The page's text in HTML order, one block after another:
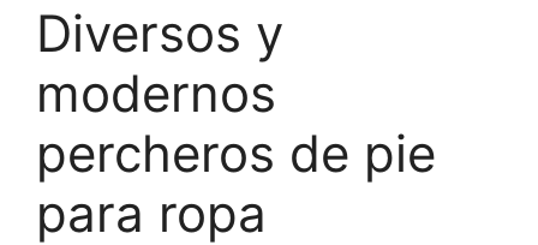
Diversos y
modernos
percheros de pie
para ropa